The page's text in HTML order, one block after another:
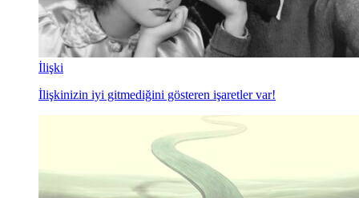
İlişki
İlişkinizin iyi gitmediğini gösteren işaretler var!